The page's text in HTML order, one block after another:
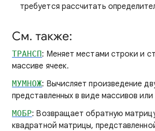
требуется рассчитать
См. также:
ТРАНСП: Меняет местами строки и
массиве ячеек.
МУМНОЖ: Вычисляет произведение
представленных в виде массивов
МОБР: Возвращает обратную
квадратной матрицы,